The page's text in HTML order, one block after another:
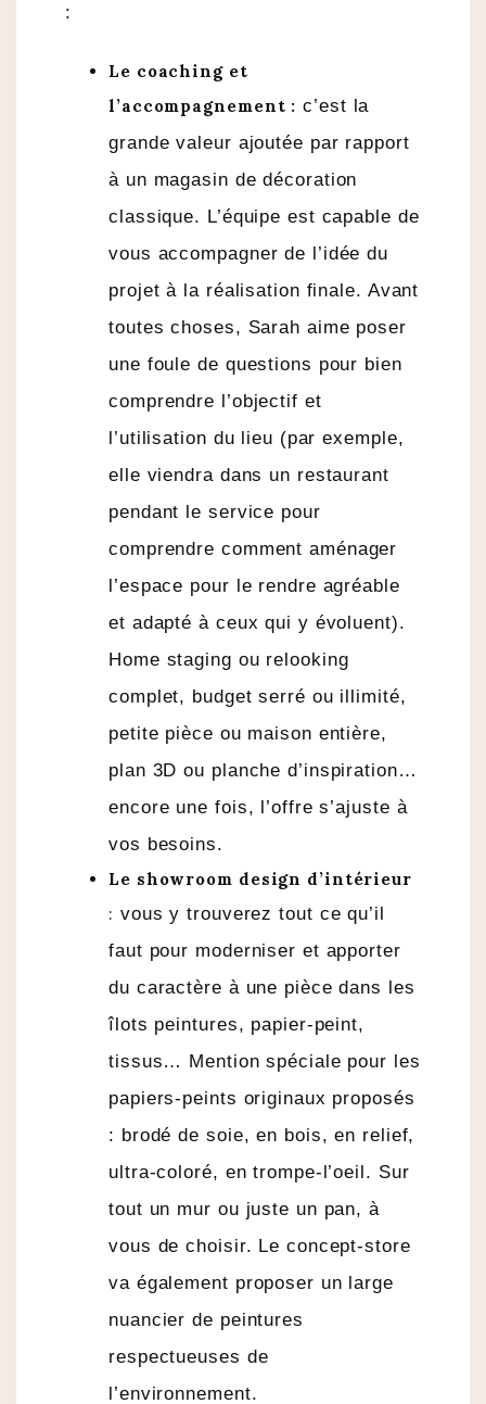
:
Le coaching et
l’accompagnement : c’est la
grande valeur ajoutée par rapport
à un magasin de décoration
classique. L’équipe est capable de
vous accompagner de l’idée du
projet à la réalisation finale. Avant
toutes choses, Sarah aime poser
une foule de questions pour bien
comprendre l’objectif et
l’utilisation du lieu (par exemple,
elle viendra dans un restaurant
pendant le service pour
comprendre comment aménager
l’espace pour le rendre agréable
et adapté à ceux qui y évoluent).
Home staging ou relooking
complet, budget serré ou illimité,
petite pièce ou maison entière,
plan 3D ou planche d’inspiration…
encore une fois, l’offre s’ajuste à
vos besoins.
Le showroom design d’intérieur
: vous y trouverez tout ce qu’il
faut pour moderniser et apporter
du caractère à une pièce dans les
îlots peintures, papier-peint,
tissus… Mention spéciale pour les
papiers-peints originaux proposés
: brodé de soie, en bois, en relief,
ultra-coloré, en trompe-l’oeil. Sur
tout un mur ou juste un pan, à
vous de choisir. Le concept-store
va également proposer un large
nuancier de peintures
respectueuses de
l’environnement.